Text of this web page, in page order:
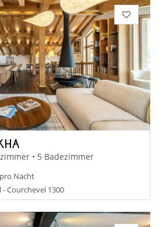
• 5 Badezimmer
pro Nacht
Courchevel 1300